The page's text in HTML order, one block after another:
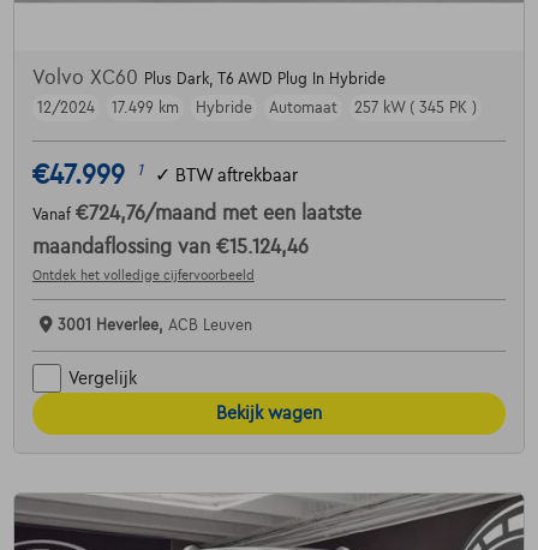
Volvo XC60 Plus Dark, T6 AWD Plug In Hybride
12/2024
17.499 km Hybride Automaat 257 kW ( 345 PK )
€47.999 1 ✓ BTW aftrekbaar
Vanaf €724,76/maand met een laatste
maandaflossing van €15.124,46
Ontdek het volledige cijfervoorbeeld
3001 Heverlee, ACB Leuven
Vergelijk
Bekijk wagen